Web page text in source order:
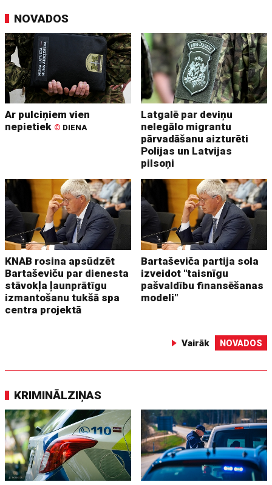
NOVADOS
Ar pulciņiem vien
nepietiek © DIENA
Latgalē par deviņu
nelegālo migrantu
pārvadāšanu aizturēti
Polijas un Latvijas
pilsoņi
KNAB rosina apsūdzēt
Bartaševiču par dienesta
stāvokļa ļaunprātīgu
izmantošanu tukšā spa
centra projektā
Bartaševiča partija sola
izveidot "taisnīgu
pašvaldību finansēšanas
modeli"
Vairāk NOVADOS
KRIMINĀLZIŅAS